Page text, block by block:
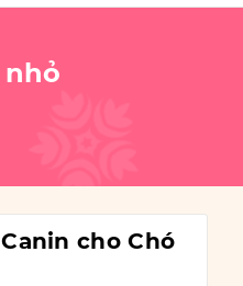
nhỏ
cho Chó